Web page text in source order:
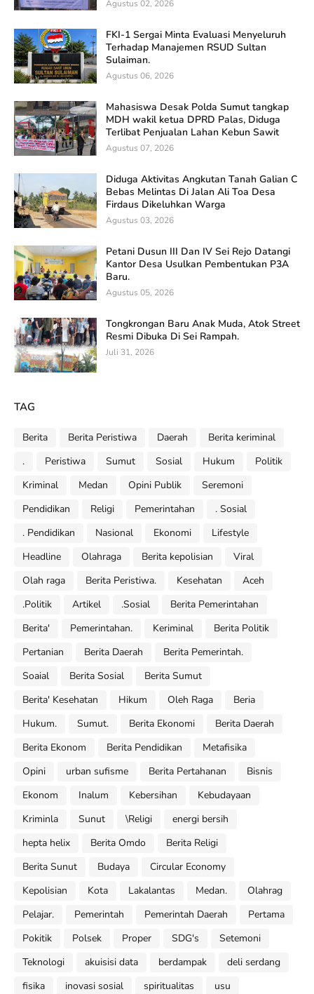
Agustus 02, 2026
FKI-1 Sergai Minta Evaluasi Menyeluruh
Terhadap Manajemen RSUD Sultan
Sulaiman.
Agustus 06, 2026
Mahasiswa Desak Polda Sumut tangkap
MDH wakil ketua DPRD Palas, Diduga
Terlibat Penjualan Lahan Kebun Sawit
Agustus 07, 2026
Diduga Aktivitas Angkutan Tanah Galian C
Bebas Melintas Di Jalan Ali Toa Desa
Firdaus Dikeluhkan Warga
Agustus 03, 2026
Petani Dusun III Dan IV Sei Rejo Datangi
Kantor Desa Usulkan Pembentukan P3A
Baru.
Agustus 05, 2026
Tongkrongan Baru Anak Muda, Atok Street
Resmi Dibuka Di Sei Rampah.
Juli 31, 2026
TAG
Berita Berita Peristiwa Daerah
Berita keriminal
.
Peristiwa Sumut Sosial Hukum
Politik
Kriminal
Medan Opini Publik
Seremoni
Pendidikan
Religi Pemerintahan
. Sosial
. Pendidikan
Nasional Ekonomi
Lifestyle
Headline
Olahraga Berita kepolisian
Viral
Olah raga
Berita Peristiwa. Kesehatan
Aceh
.Politik
Artikel .Sosial
Berita Pemerintahan
Berita'
Pemerintahan. Keriminal
Berita Politik
Pertanian
Berita Daerah
Berita Pemerintah.
Soaial
Berita Sosial
Berita Sumut
Berita' Kesehatan
Hikum Oleh Raga
Beria
Hukum.
Sumut. Berita Ekonomi
Berita Daerah
Berita Ekonom
Berita Pendidikan
Metafisika
Opini
urban sufisme Berita Pertahanan
Bisnis
Ekonom
Inalum Kebersihan
Kebudayaan
Kriminla
Sunut \Religi
energi bersih
hepta helix
Berita Omdo
Berita Religi
Berita Sunut
Budaya
Circular Economy
Kepolisian
Kota Lakalantas Medan.
Olahrag
Pelajar.
Pemerintah Pemerintah Daerah
Pertama
Pokitik
Polsek Proper SDG's
Setemoni
Teknologi
akuisisi data berdampak
deli serdang
fisika
inovasi sosial spiritualitas
usu